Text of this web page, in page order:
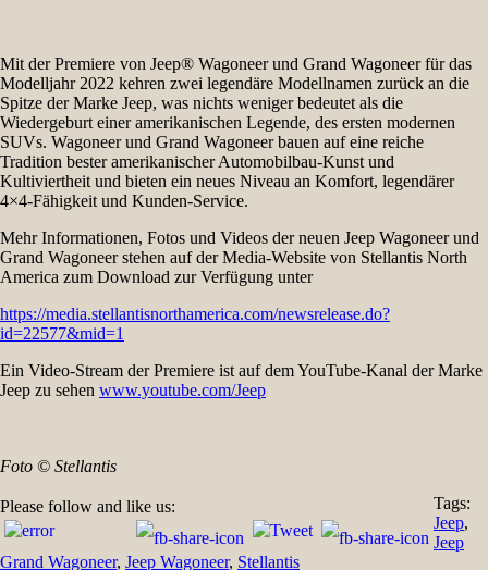
Mit der Premiere von Jeep® Wagoneer und Grand Wagoneer für das
Modelljahr 2022 kehren zwei legendäre Modellnamen zurück an die
Spitze der Marke Jeep, was nichts weniger bedeutet als die
Wiedergeburt einer amerikanischen Legende, des ersten modernen
SUVs. Wagoneer und Grand Wagoneer bauen auf eine reiche
Tradition bester amerikanischer Automobilbau-Kunst und
Kultiviertheit und bieten ein neues Niveau an Komfort, legendärer
4×4-Fähigkeit und Kunden-Service.
Mehr Informationen, Fotos und Videos der neuen Jeep Wagoneer und
Grand Wagoneer stehen auf der Media-Website von Stellantis North
America zum Download zur Verfügung unter
https://media.stellantisnorthamerica.com/newsrelease.do?
id=22577&mid=1
Ein Video-Stream der Premiere ist auf dem YouTube-Kanal der Marke
Jeep zu sehen www.youtube.com/Jeep
Foto © Stellantis
Please follow and like us:
Tags:
Jeep,
Jeep
Grand Wagoneer, Jeep Wagoneer, Stellantis